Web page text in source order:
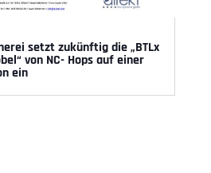
setzt zukünftig die „BTLx
von NC- Hops auf einer
ein